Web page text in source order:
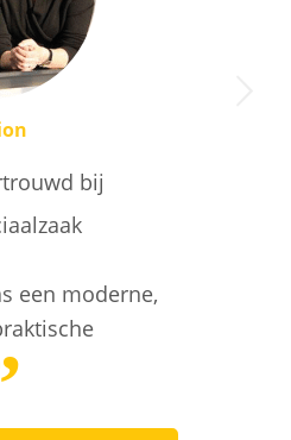
bij
een moderne,